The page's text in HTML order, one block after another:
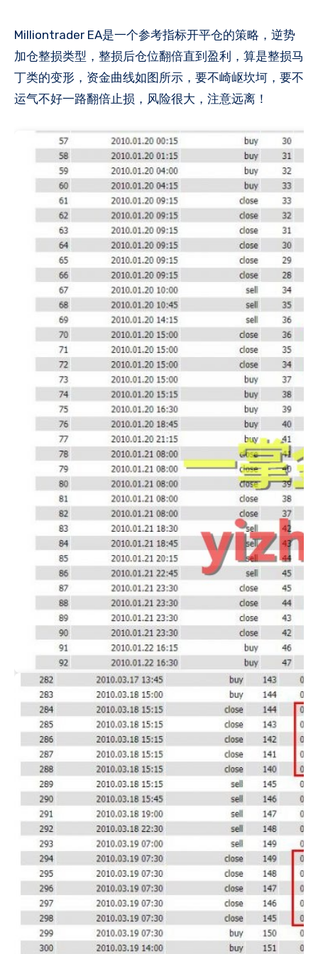
Milliontrader EA是一个参考指标开平仓的策略，逆势
加仓整损类型，整损后仓位翻倍直到盈利，算是整损马
丁类的变形，资金曲线如图所示，要不崎岖坎坷，要不
运气不好一路翻倍止损，风险很大，注意远离​！